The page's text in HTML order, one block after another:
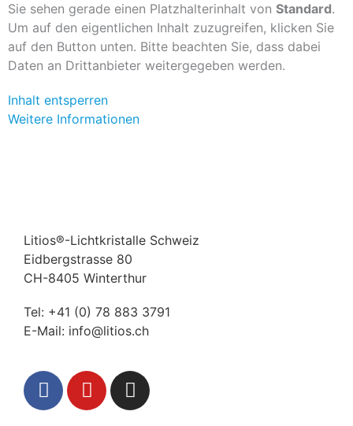
Sie sehen gerade einen Platzhalterinhalt von Standard.
Um auf den eigentlichen Inhalt zuzugreifen, klicken Sie
auf den Button unten. Bitte beachten Sie, dass dabei
Daten an Drittanbieter weitergegeben werden.
Inhalt entsperren
Weitere Informationen
Litios®-Lichtkristalle Schweiz
Eidbergstrasse 80
CH-8405 Winterthur
Tel: +41 (0) 78 883 3791
E-Mail: info@litios.ch
F
a
Y
o
I
n